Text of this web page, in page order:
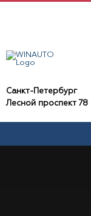
Skip
Санкт-Петербург
Лесной проспект 78